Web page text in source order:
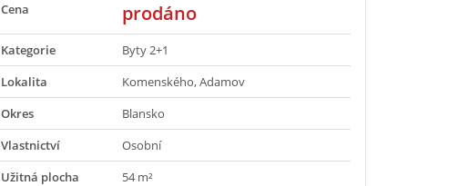
Cena prodáno
Kategorie
Byty 2+1
Lokalita
Komenského, Adamov
Okres
Blansko
Vlastnictví
Osobní
Užitná plocha
54 m²